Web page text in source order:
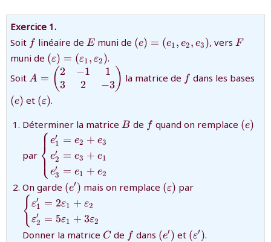
Exercice 1.
Soit {f}
f linéaire de {E}
Emuni de {(e)=
(e) = (e1 , e2 , e3 ), vers{F}
F
muni de {(\varepsilon)=
(\varepsilon_1,\varepsilon_2)}
(ε) = (ε1 , ε2 ).
Soit {A=\begin{pmatrix}2&-1&1\cr3&2&-
A = ( 2
3
−1
2
1
−3 ) la matrice de {f}
f dans les bases
(e) et {(\varepsilon)}
(ε).
Déterminer la matrice {B}
B de {f}
f quand on remplace {(e)}
(e)
par ⎩
⎨⎧ e1
′ = e2 + e3
e2
′ = e3 + e1
e3
′ = e1 + e2
On garde {(e')}
(e′) mais on remplace {(\varepsilon)}
(ε) par
{ ε1
′ = 2ε1 + ε2
ε2
′ = 5ε1 + 3ε2
Donner la matrice {C}
C de {f}
f dans {(e')}
(e′) et {(\varepsilon')}
(ε′).